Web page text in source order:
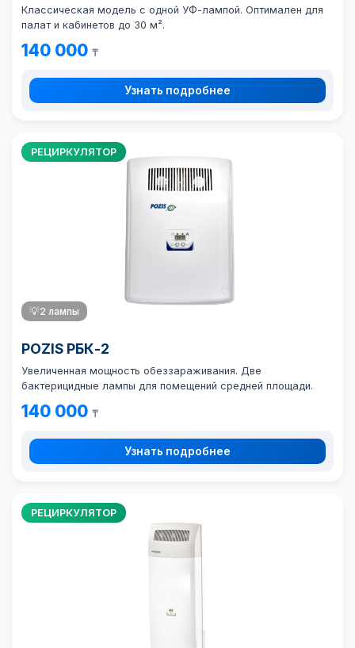
Классическая модель с одной УФ-лампой. Оптимален для
палат и кабинетов до 30 м².
140 000 ₸
Узнать подробнее
РЕЦИРКУЛЯТОР
💡2 лампы
POZIS РБК-2
Увеличенная мощность обеззараживания. Две
бактерицидные лампы для помещений средней площади.
140 000 ₸
Узнать подробнее
РЕЦИРКУЛЯТОР